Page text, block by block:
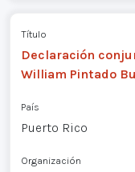
Título
Declaración
William Pintado
País
Puerto Rico
Organización